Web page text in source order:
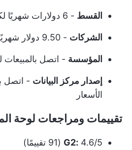
القسط - 6 دولارات شهريًا لكل مستخدم
الشركات - 9.50 دولار شهريًا لكل مستخدم
المؤسسة - اتصل بالمبيعات
إصدار مركز البيانات - اتصل
الأسعار
تقييمات ومراجعات لوحة
G2: 4.6/5 (91 تقييمًا)